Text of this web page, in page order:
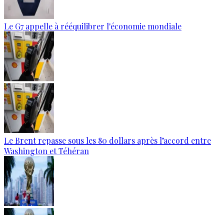
Le G7 appelle à rééquilibrer l'économie mondiale
Le Brent repasse sous les 80 dollars après l’accord entre
Washington et Téhéran